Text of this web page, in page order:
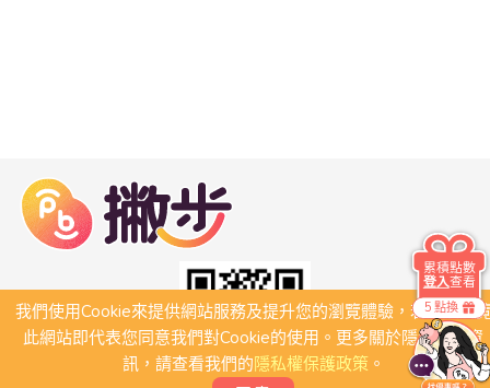
我們使用Cookie來提供網站服務及提升您的瀏覽體驗，若繼續瀏
此網站即代表您同意我們對Cookie的使用。更多關於隱私保護資
訊，請查看我們的隱私權保護政策。
5 點換
累積點數
登入查看